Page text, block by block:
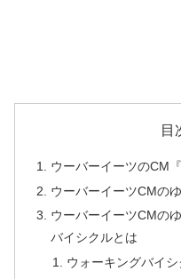
目
ウーバーイーツのCM
ウーバーイーツCMの
ウーバーイーツCMの
バイシクルとは
ウォーキングバイ